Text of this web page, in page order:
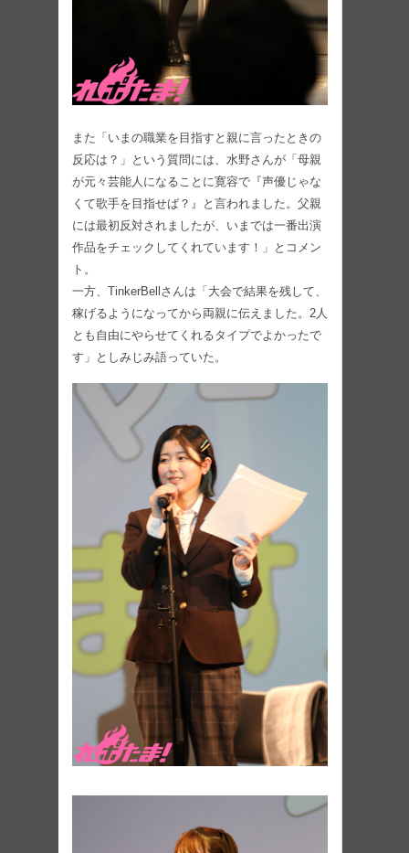
また「いまの職業を目指すと親に言ったときの
反応は？」という質問には、水野さんが「母親
が元々芸能人になることに寛容で『声優じゃな
くて歌手を目指せば？』と言われました。父親
には最初反対されましたが、いまでは一番出演
作品をチェックしてくれています！」とコメン
ト。
一方、TinkerBellさんは「大会で結果を残して、
稼げるようになってから両親に伝えました。2人
とも自由にやらせてくれるタイプでよかったで
す」としみじみ語っていた。